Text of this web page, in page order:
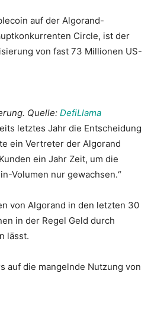
auf der Algorand-
Circle, ist der
von fast 73 Millionen US-
Quelle: DefiLlama
letztes Jahr die Entscheidung
ein Vertreter der Algorand
ein Jahr Zeit, um die
Volumen nur gewachsen.“
von Algorand in den letzten 30
in der Regel Geld durch
lässt.
auf die mangelnde Nutzung von